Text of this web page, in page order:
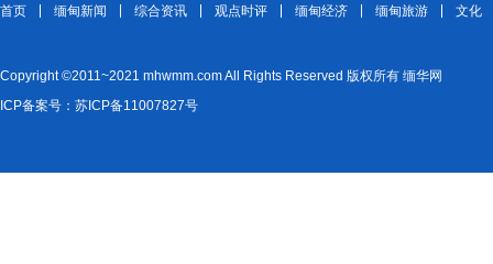
首页 缅甸新闻 综合资讯 观点时评 缅甸经济 缅甸旅游 文化
Copyright ©2011~2021 mhwmm.com All Rights Reserved 版权所有 缅华网
ICP备案号：苏ICP备11007827号